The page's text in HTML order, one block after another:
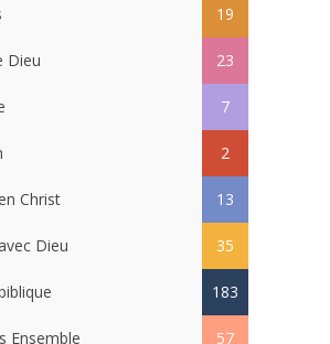
19
Dieu 23
7
2
Christ 13
Dieu 35
183
Ensemble 57